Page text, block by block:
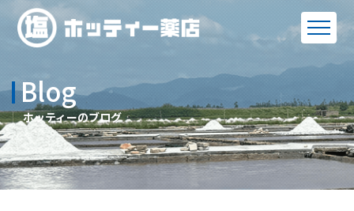
Blog
ホッティーのブログ